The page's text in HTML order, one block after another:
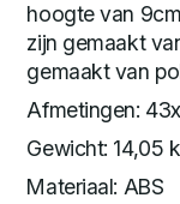
hoogte van
zijn gemaakt
gemaakt van
Afmetingen:
Gewicht: 14,05
Materiaal: ABS